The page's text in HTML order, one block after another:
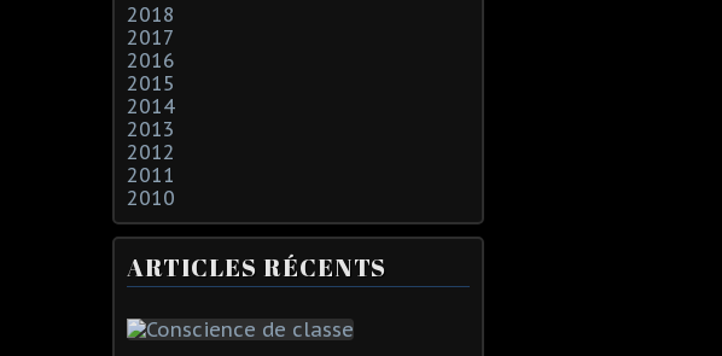
2018
2017
2016
2015
2014
2013
2012
2011
2010
ARTICLES RÉCENTS